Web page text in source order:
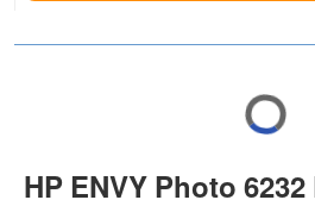
HP ENVY Photo